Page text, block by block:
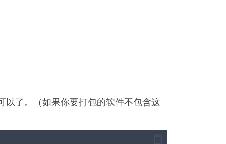
以了。（如果你要打包的软件不包含这